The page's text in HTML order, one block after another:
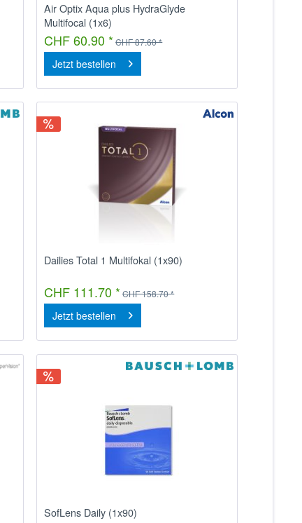
Air Optix Aqua plus HydraGlyde
Multifocal (1x6)
CHF 60.90 * CHF 87.60 *
Jetzt bestellen
Dailies Total 1 Multifokal (1x90)
CHF 111.70 * CHF 158.70 *
Jetzt bestellen
SofLens Daily (1x90)